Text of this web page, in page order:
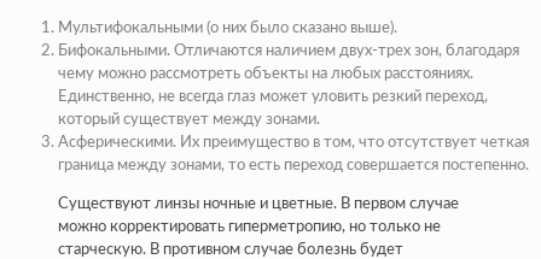
Мультифокальными (о них было сказано выше).
Бифокальными. Отличаются наличием двух-трех зон, благодаря
чему можно рассмотреть объекты на любых расстояниях.
Единственно, не всегда глаз может уловить резкий переход,
который существует между зонами.
Асферическими. Их преимущество в том, что отсутствует четкая
граница между зонами, то есть переход совершается постепенно.
Существуют линзы ночные и цветные. В первом случае
можно корректировать гиперметропию, но только не
старческую. В противном случае болезнь будет